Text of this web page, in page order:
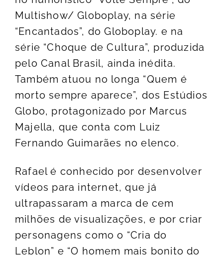
Multishow/ Globoplay, na série
“Encantados”, do Globoplay. e na
série “Choque de Cultura”, produzida
pelo Canal Brasil, ainda inédita.
Também atuou no longa “Quem é
morto sempre aparece”, dos Estúdios
Globo, protagonizado por Marcus
Majella, que conta com Luiz
Fernando Guimarães no elenco.
Rafael é conhecido por desenvolver
vídeos para internet, que já
ultrapassaram a marca de cem
milhões de visualizações, e por criar
personagens como o “Cria do
Leblon” e “O homem mais bonito do